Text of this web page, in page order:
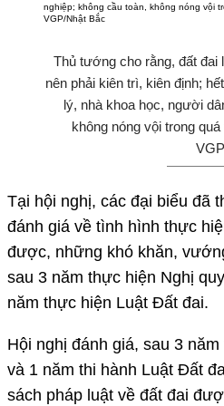
Thủ tướng cho rằng, đất đai
nên phải kiên trì, kiên định;
lý, nhà khoa học, người
không nóng vội trong
Tại hội nghị, các đại biểu đã
đánh giá về tình hình thực
được, những khó khăn,
sau 3 năm thực hiện Nghị
năm thực hiện Luật Đất đai.
Hội nghị đánh giá, sau 3
và 1 năm thi hành Luật Đất
sách pháp luật về đất đai